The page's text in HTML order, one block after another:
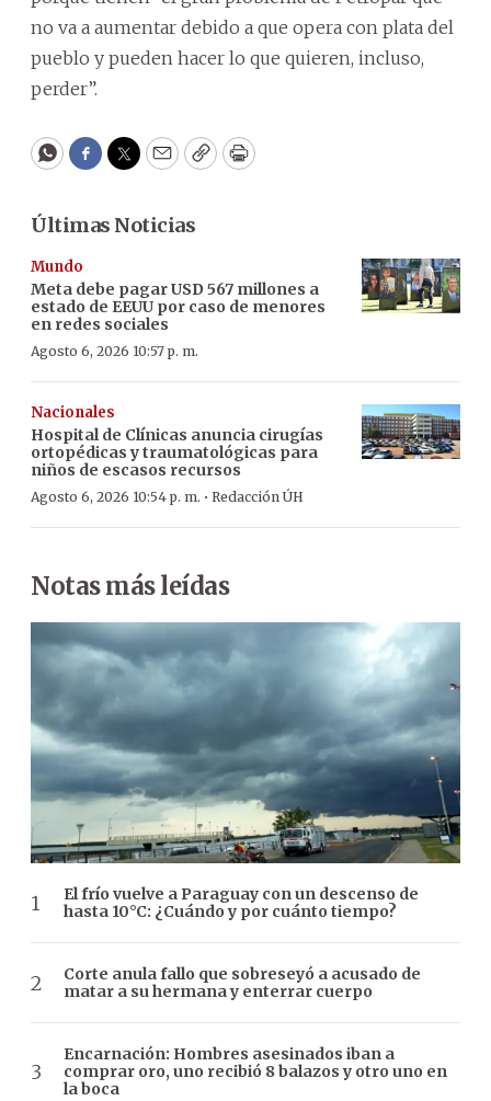
no va a aumentar debido a que opera con plata del
pueblo y pueden hacer lo que quieren, incluso,
perder”.
WhatsApp
Facebook
Twitter
EmailCopyPrint
Últimas Noticias
Mundo
Meta debe pagar USD 567 millones a
estado de EEUU por caso de menores
en redes sociales
Agosto 6, 2026 10:57 p. m.
Nacionales
Hospital de Clínicas anuncia cirugías
ortopédicas y traumatológicas para
niños de escasos recursos
Agosto 6, 2026 10:54 p. m. · Redacción ÚH
Notas más leídas
El frío vuelve a Paraguay con un descenso de
hasta 10°C: ¿Cuándo y por cuánto tiempo?
Corte anula fallo que sobreseyó a acusado de
matar a su hermana y enterrar cuerpo
Encarnación: Hombres asesinados iban a
comprar oro, uno recibió 8 balazos y otro uno en
la boca